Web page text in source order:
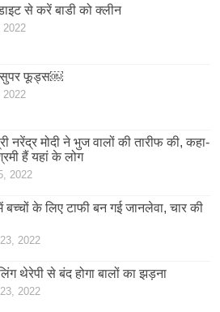
से करें बाडी को क्लीन
2022
सुपर फूड्स￼
2022
नरेंद्र मोदी ने भुज वालों की तारीफ की, कहा-
हैं यहां के लोग
2022
बच्चों के लिए टाफी बन गई जानलेवा, चार की
2022
थेरेपी से बंद होगा बालों का झड़ना
2022